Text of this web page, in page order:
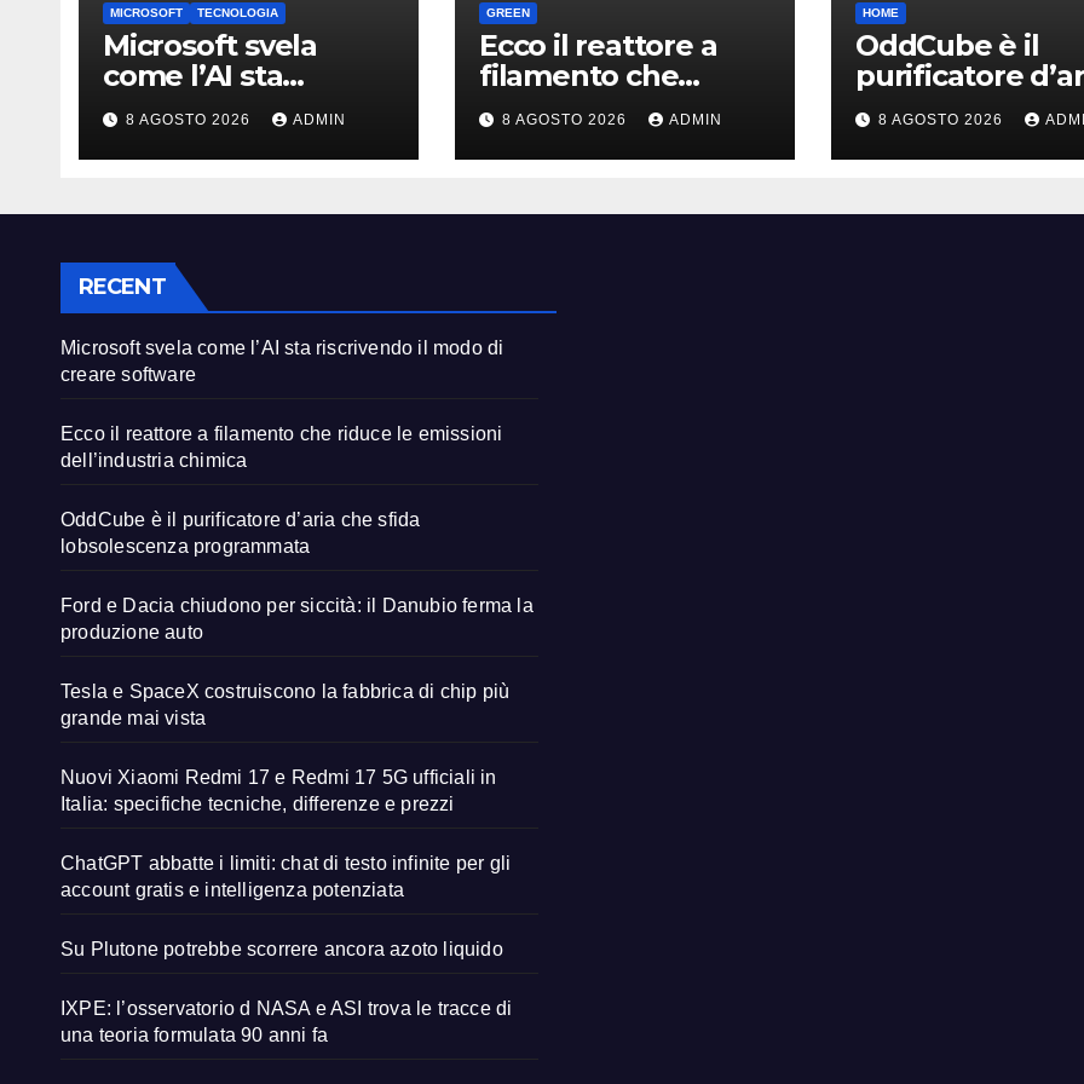
MICROSOFT TECNOLOGIA
Microsoft svela
come l’AI sta
riscrivendo il modo
di creare software
8 AGOSTO 2026 ADMIN
GREEN
Ecco il reattore a
filamento che
riduce le emissioni
dell’industria
chimica
8 AGOSTO 2026 ADMIN
HOME
OddCube è il
purificatore
che sfida
lobsolescenza
programmata
8 AGOSTO 2026
RECENT
Microsoft svela come l’AI sta riscrivendo il modo di
creare software
Ecco il reattore a filamento che riduce le emissioni
dell’industria chimica
OddCube è il purificatore d’aria che sfida
lobsolescenza programmata
Ford e Dacia chiudono per siccità: il Danubio ferma la
produzione auto
Tesla e SpaceX costruiscono la fabbrica di chip più
grande mai vista
Nuovi Xiaomi Redmi 17 e Redmi 17 5G ufficiali in
Italia: specifiche tecniche, differenze e prezzi
ChatGPT abbatte i limiti: chat di testo infinite per gli
account gratis e intelligenza potenziata
Su Plutone potrebbe scorrere ancora azoto liquido
IXPE: l’osservatorio d NASA e ASI trova le tracce di
una teoria formulata 90 anni fa